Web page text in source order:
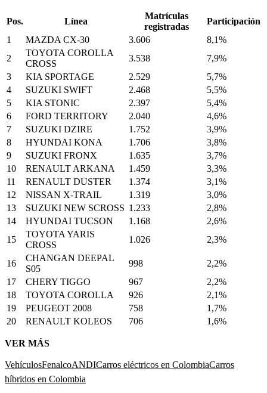
Pos. Línea
Matrículas
registradas
Participación
1
MAZDA CX-30 3.606
8,1%
2
TOYOTA COROLLA
CROSS
3.538
7,9%
3
KIA SPORTAGE 2.529
5,7%
4
SUZUKI SWIFT 2.468
5,5%
5
KIA STONIC 2.397
5,4%
6
FORD TERRITORY 2.040
4,6%
7
SUZUKI DZIRE 1.752
3,9%
8
HYUNDAI KONA 1.706
3,8%
9
SUZUKI FRONX 1.635
3,7%
10
RENAULT ARKANA 1.459
3,3%
11
RENAULT DUSTER 1.374
3,1%
12
NISSAN X-TRAIL 1.319
3,0%
13
SUZUKI NEW SCROSS 1.233
2,8%
14
HYUNDAI TUCSON 1.168
2,6%
15
TOYOTA YARIS
CROSS
1.026 2,3%
16
CHANGAN DEEPAL
S05
998
2,2%
17
CHERY TIGGO 967
2,2%
18
TOYOTA COROLLA 926
2,1%
19
PEUGEOT 2008 758
1,7%
20
RENAULT KOLEOS 706 1,6%
VER MÁS
VehículosFenalcoANDICarros eléctricos en ColombiaCarros
híbridos en Colombia